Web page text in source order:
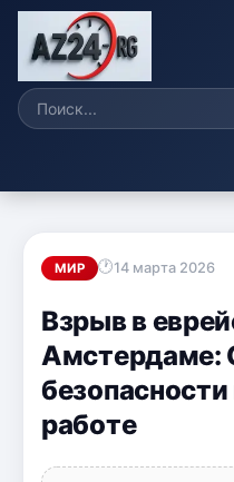
МИР 14 марта 2026
Взрыв в
Амстердаме:
работе